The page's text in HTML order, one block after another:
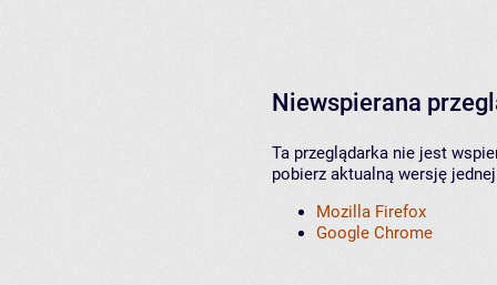
Niewspierana
Ta przeglądarka nie jest
pobierz aktualną wersję
Mozilla Firefox
Google Chrome